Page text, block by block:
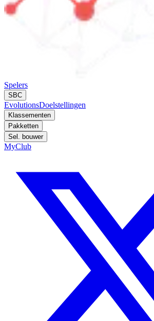
Spelers
SBC
EvolutionsDoelstellingen
Klassementen
Pakketten
Sel. bouwer
MyClub